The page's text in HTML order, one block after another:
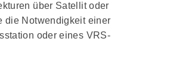
über Satellit oder
die Notwendigkeit einer
oder eines VRS-